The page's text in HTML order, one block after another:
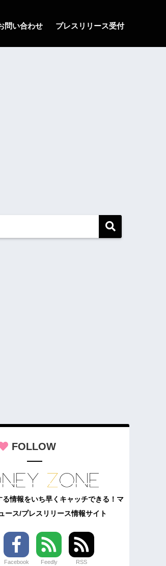
問い合わせ プレスリリース受付
FOLLOW
る情報をいち早くキャッチできる！マ
ース/プレスリリース情報サイト
Facebook Feedly RSS